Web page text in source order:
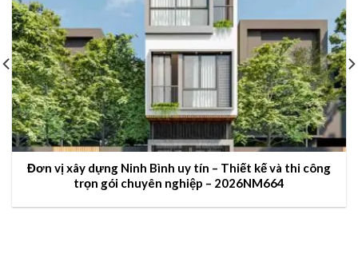
Đơn vị xây dựng Ninh Bình uy tín – Thiết kế và thi công
trọn gói chuyên nghiệp – 2026NM664